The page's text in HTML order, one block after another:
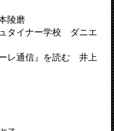
陵磨
タイナー学校 ダニエ
レ通信』を読む 井上